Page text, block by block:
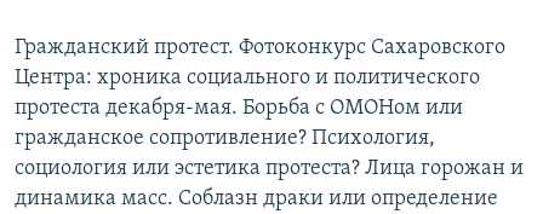
Гражданский протест. Фотоконкурс Сахаровского
Центра: хроника социального и политического
протеста декабря-мая. Борьба с ОМОНом или
гражданское сопротивление? Психология,
социология или эстетика протеста? Лица горожан и
динамика масс. Соблазн драки или определение